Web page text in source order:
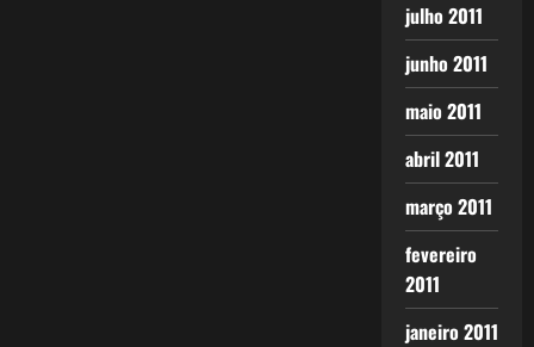
julho 2011
junho 2011
maio 2011
abril 2011
março 2011
fevereiro
2011
janeiro 2011